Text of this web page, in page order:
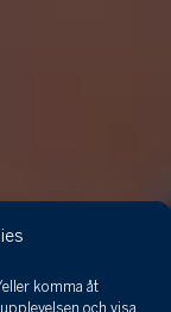
komma åt
och visa